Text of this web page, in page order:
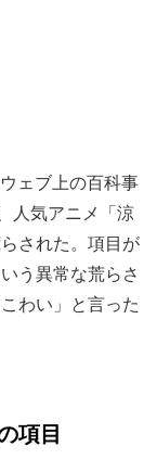
ェブ上の百科事
人気アニメ「涼
された。項目が
う異常な荒らさ
わい」と言った
項目